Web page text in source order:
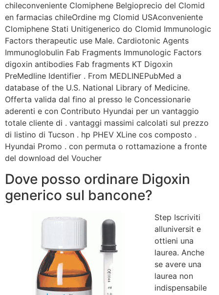
chileconveniente Clomiphene Belgioprecio del Clomid
en farmacias chileOrdine mg Clomid USAconveniente
Clomiphene Stati Unitigenerico do Clomid Immunologic
Factors therapeutic use Male. Cardiotonic Agents
Immunoglobulin Fab Fragments Immunologic Factors
digoxin antibodies Fab fragments KT Digoxin
PreMedline Identifier . From MEDLINEPubMed a
database of the U.S. National Library of Medicine.
Offerta valida dal fino al presso le Concessionarie
aderenti e con Contributo Hyundai per un vantaggio
totale cliente di . vantaggi massimi calcolati sul prezzo
di listino di Tucson . hp PHEV XLine cos composto .
Hyundai Promo . con permuta o rottamazione a fronte
del download del Voucher
Dove posso ordinare Digoxin
generico sul bancone?
Step Iscriviti
alluniversit e
ottieni una
laurea. Anche
se avere una
laurea non
indispensabile